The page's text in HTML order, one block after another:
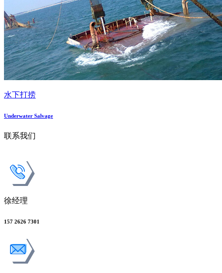
水下打捞
Underwater Salvage
联系我们
徐经理
157 2626 7301